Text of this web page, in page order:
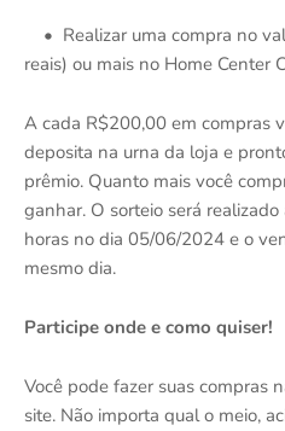
• Realizar uma compra no
reais) ou mais no Home Center
A cada R$200,00 em compras
deposita na urna da loja e
prêmio. Quanto mais você
ganhar. O sorteio será
horas no dia 05/06/2024 e o
mesmo dia.
Participe onde e como quiser!
Você pode fazer suas compras
site. Não importa qual o meio,